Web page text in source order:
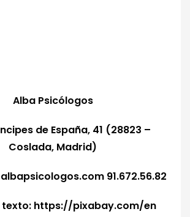
Alba Psicólogos
de España, 41 (28823 –
Coslada, Madrid)
91.672.56.82
texto: https://pixabay.com/en